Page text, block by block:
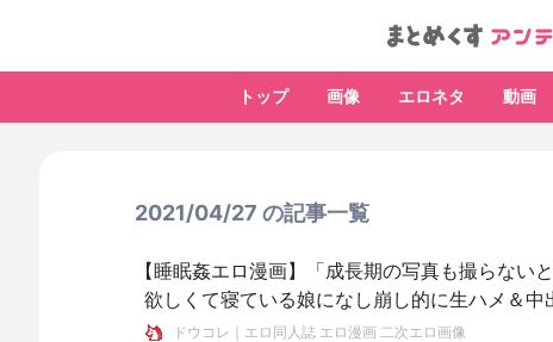
トップ 画像 エロネタ 動画
2021/04/27 の記事一覧
【睡眠姦エロ漫画】「成長期の写真も撮らな
欲しくて寝ている娘になし崩し的に生ハメ＆中
ドウコレ｜エロ同人誌 エロ漫画 二次エロ画像